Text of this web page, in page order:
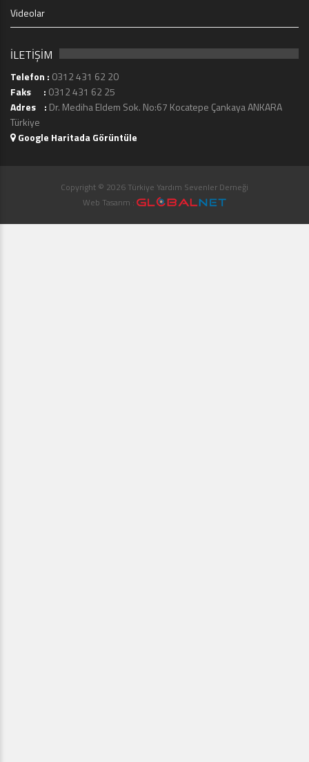
Videolar
İLETİŞİM
Telefon : 0312 431 62 20
Faks : 0312 431 62 25
Adres : Dr. Mediha Eldem Sok. No:67 Kocatepe Çankaya ANKARA
Türkiye
Google Haritada Görüntüle
Copyright © 2026 Türkiye Yardım Sevenler Derneği
Web Tasarım :